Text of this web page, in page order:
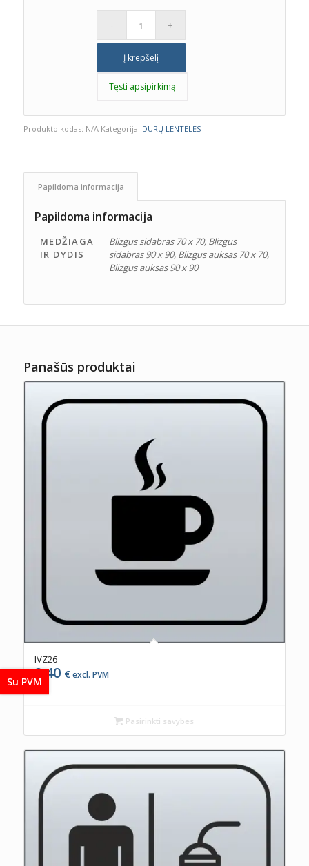
Į krepšelį
Tęsti apsipirkimą
Produkto kodas: N/A Kategorija: DURŲ LENTELĖS
Papildoma informacija
Papildoma informacija
MEDŽIAGA
IR DYDIS
Blizgus sidabras 70 x 70, Blizgus
sidabras 90 x 90, Blizgus auksas 70 x 70,
Blizgus auksas 90 x 90
Panašūs produktai
IVZ26
2,40 €excl. PVM
Pasirinkti savybes
Su PVM